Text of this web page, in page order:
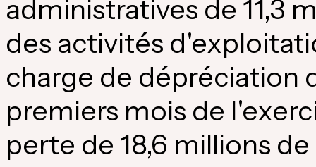
administratives de 11,3
des activités
charge de dépréciation
premiers mois de
perte de 18,6 millions